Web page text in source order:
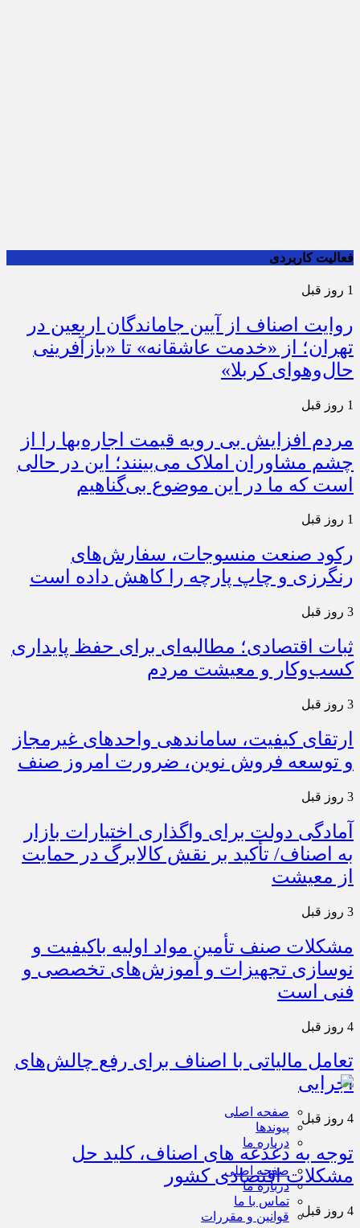
روایت اصناف از آیین جاماندگان اربعین در
تهران؛ از «خدمت عاشقانه» تا «بازآفرینی
حال‌وهوای کربلا»
مردم افزایش بی رویه قیمت اجاره‌بها را از
چشم مشاوران املاک می‌بینند؛ این در حالی
است که ما در این موضوع بی‌گناهیم
رکود صنعت منسوجات، سفارش‌های
رنگرزی و چاپ پارچه را کاهش داده است
ثبات اقتصادی؛ مطالبه‌ای برای حفظ پایداری
کسب‌وکار و معیشت مردم
ارتقای کیفیت، ساماندهی واحدهای غیرمجاز
و توسعه فروش نوین، ضرورت امروز صنف
آمادگی دولت برای واگذاری اختیارات بازار
به اصناف/ تأکید بر نقش کالابرگ در حمایت
از معیشت
مشکلات صنف تأمین مواد اولیه باکیفیت و
نوسازی تجهیزات و آموزش‌های تخصصی و
فنی است
تعامل مالیاتی با اصناف برای رفع چالش‌های
اجرایی
توجه به دغدغه های اصناف، کلید حل
مشکلات اقتصادی کشور
صفحه اصلی
پیوندها
درباره ما
صفحه اصلی
درباره ما
تماس با ما